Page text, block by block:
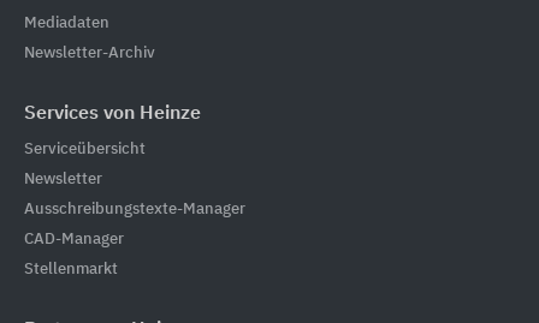
Mediadaten
Newsletter-Archiv
Services von Heinze
Serviceübersicht
Newsletter
Ausschreibungstexte-Manager
CAD-Manager
Stellenmarkt